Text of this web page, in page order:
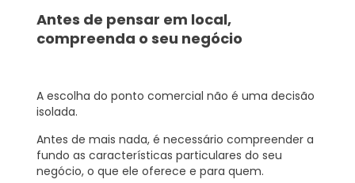
Antes de pensar em local,
compreenda o seu negócio
A escolha do ponto comercial não é uma decisão
isolada.
Antes de mais nada, é necessário compreender a
fundo as características particulares do seu
negócio, o que ele oferece e para quem.